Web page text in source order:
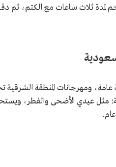
لمدة ثلاث ساعات مع الكتم، ثم
ومهرجانات المنطقة الشرقية
مثل عيدي الأضحى والفطر،